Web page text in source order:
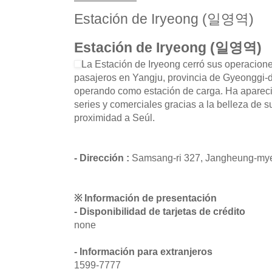
Estación de Iryeong (일영역)
Estación de Iryeong (일영역)
La Estación de Iryeong cerró sus
pasajeros en Yangju, provincia de Gyeonggi-
operando como estación de carga. Ha
series y comerciales gracias a la belleza de
proximidad a Seúl.
- Dirección : Samsang-ri 327, Jangheung-
※ Información de presentación
- Disponibilidad de tarjetas de crédito
none
- Información para extranjeros
1599-7777